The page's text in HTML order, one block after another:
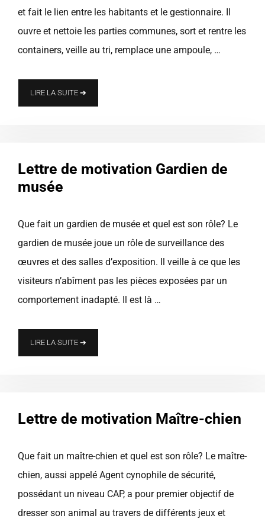
et fait le lien entre les habitants et le gestionnaire. Il
ouvre et nettoie les parties communes, sort et rentre les
containers, veille au tri, remplace une ampoule, …
LIRE LA SUITE ➔
Lettre de motivation Gardien de
musée
Que fait un gardien de musée et quel est son rôle? Le
gardien de musée joue un rôle de surveillance des
œuvres et des salles d’exposition. Il veille à ce que les
visiteurs n’abîment pas les pièces exposées par un
comportement inadapté. Il est là …
LIRE LA SUITE ➔
Lettre de motivation Maître-chien
Que fait un maître-chien et quel est son rôle? Le maître-
chien, aussi appelé Agent cynophile de sécurité,
possédant un niveau CAP, a pour premier objectif de
dresser son animal au travers de différents jeux et